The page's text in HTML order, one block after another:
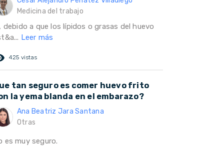
Medicina del trabajo
debido a que los lípidos o grasas del huevo
Leer más
425 vistas
tan seguro es comer huevo frito
la yema blanda en el embarazo?
Ana Beatriz Jara Santana
Otras
es muy seguro.